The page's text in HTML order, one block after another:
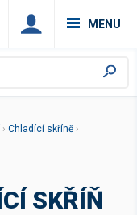
MENU
› Chladící skříně ›
SKŘÍŇ